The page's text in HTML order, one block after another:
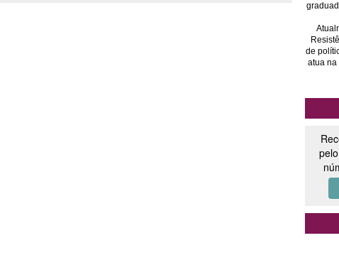
de
atua na